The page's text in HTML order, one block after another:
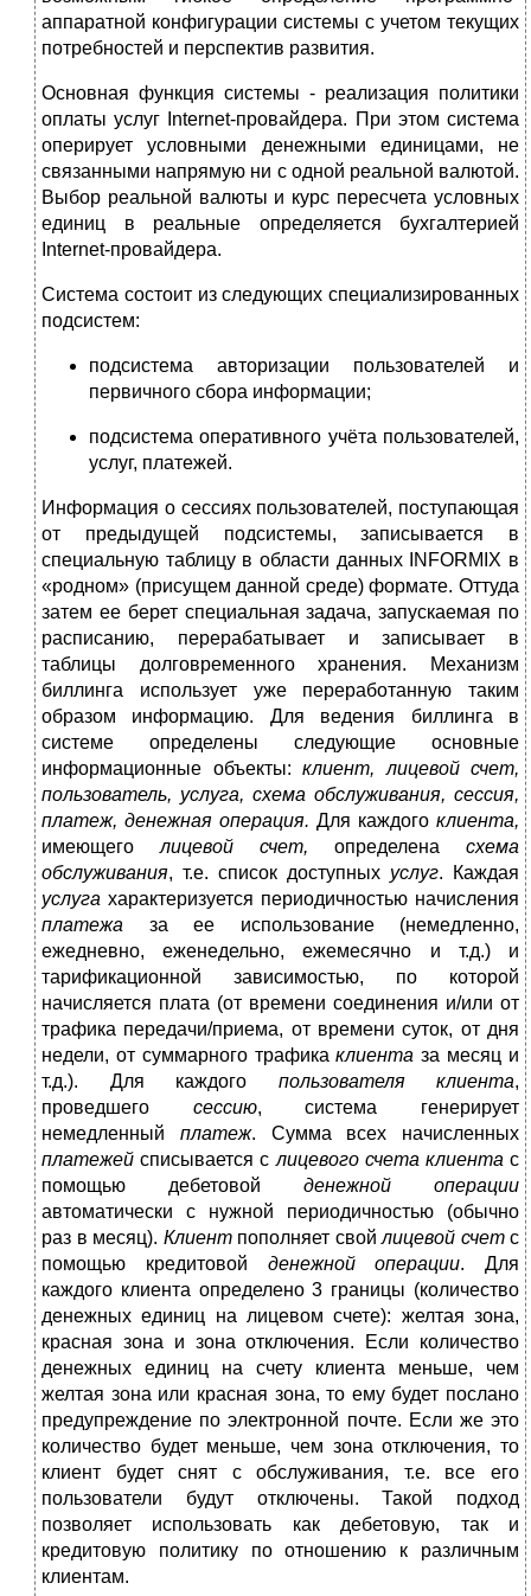
аппаратной конфигурации системы с учетом текущих
потребностей и перспектив развития.
Основная функция системы - реализация политики
оплаты услуг Internet-провайдера. При этом система
оперирует условными денежными единицами, не
связанными напрямую ни с одной реальной валютой.
Выбор реальной валюты и курс пересчета условных
единиц в реальные определяется бухгалтерией
Internet-провайдера.
Система состоит из следующих специализированных
подсистем:
подсистема авторизации пользователей и
первичного сбора информации;
подсистема оперативного учёта пользователей,
услуг, платежей.
Информация о сессиях пользователей, поступающая
от предыдущей подсистемы, записывается в
специальную таблицу в области данных INFORMIX в
«родном» (присущем данной среде) формате. Оттуда
затем ее берет специальная задача, запускаемая по
расписанию, перерабатывает и записывает в
таблицы долговременного хранения. Механизм
биллинга использует уже переработанную таким
образом информацию. Для ведения биллинга в
системе определены следующие основные
информационные объекты: клиент, лицевой счет,
пользователь, услуга, схема обслуживания, сессия,
платеж, денежная операция. Для каждого клиента,
имеющего лицевой счет, определена схема
обслуживания, т.е. список доступных услуг. Каждая
услуга характеризуется периодичностью начисления
платежа за ее использование (немедленно,
ежедневно, еженедельно, ежемесячно и т.д.) и
тарификационной зависимостью, по которой
начисляется плата (от времени соединения и/или от
трафика передачи/приема, от времени суток, от дня
недели, от суммарного трафикаклиента за месяц и
т.д.). Для каждого пользователя клиента,
проведшего сессию, система генерирует
немедленный платеж. Сумма всех начисленных
платежей списывается с лицевого счета клиентас
помощью дебетовой денежной операции
автоматически с нужной периодичностью (обычно
раз в месяц). Клиентпополняет свой лицевой счетс
помощью кредитовой денежной операции. Для
каждого клиента определено 3 границы (количество
денежных единиц на лицевом счете): желтая зона,
красная зона и зона отключения. Если количество
денежных единиц на счету клиента меньше, чем
желтая зона или красная зона, то ему будет послано
предупреждение по электронной почте. Если же это
количество будет меньше, чем зона отключения, то
клиент будет снят с обслуживания, т.е. все его
пользователи будут отключены. Такой подход
позволяет использовать как дебетовую, так и
кредитовую политику по отношению к различным
клиентам.